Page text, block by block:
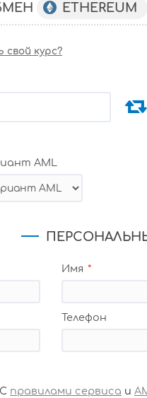
ETHEREUM
курс?
AML
Имя
Телефон
С правилами сервиса и